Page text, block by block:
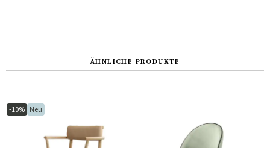
ÄHNLICHE PRODUKTE
-10% Neu